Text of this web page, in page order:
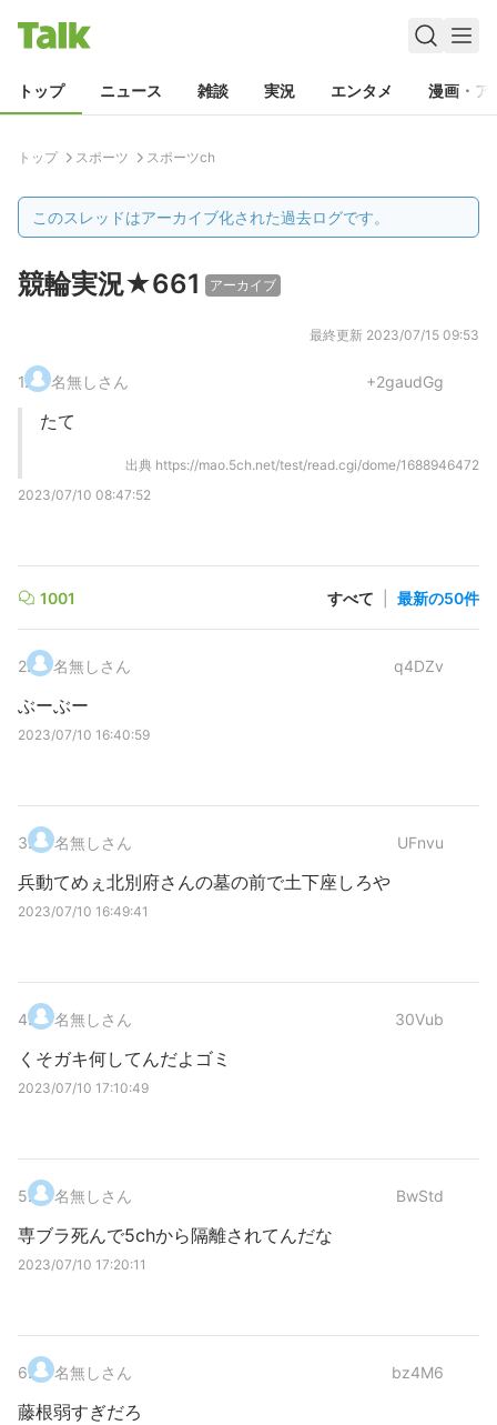
トップ ニュース 雑談 実況 エンタメ 漫画・ア
トップ スポーツ スポーツch
このスレッドはアーカイブ化された過去ログです。
競輪実況★661 アーカイブ
最終更新 2023/07/15 09:53
1. 名無しさん +2gaudGg
たて
出典 https://mao.5ch.net/test/read.cgi/dome/1688946472
2023/07/10 08:47:52
1001 すべて 最新の50件
2. 名無しさん q4DZv
ぶーぶー
2023/07/10 16:40:59
3. 名無しさん UFnvu
兵動てめぇ北別府さんの墓の前で土下座しろや
2023/07/10 16:49:41
4. 名無しさん 30Vub
くそガキ何してんだよゴミ
2023/07/10 17:10:49
5. 名無しさん BwStd
専ブラ死んで5chから隔離されてんだな
2023/07/10 17:20:11
6. 名無しさん bz4M6
藤根弱すぎだろ